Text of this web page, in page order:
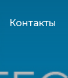
Контакты